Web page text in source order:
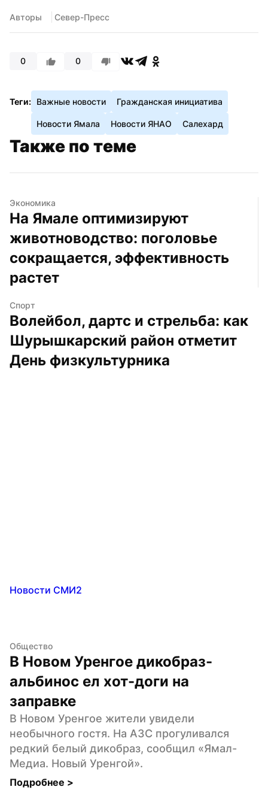
Авторы Север-Пресс
0 0
Теги: Важные новости Гражданская инициатива
Новости Ямала Новости ЯНАО Салехард
Также по теме
Экономика
На Ямале оптимизируют
животноводство: поголовье
сокращается, эффективность
растет
Спорт
Волейбол, дартс и стрельба: как
Шурышкарский район отметит
День физкультурника
Новости СМИ2
Общество
В Новом Уренгое дикобраз-
альбинос ел хот-доги на
заправке
В Новом Уренгое жители увидели
необычного гостя. На АЗС прогуливался
редкий белый дикобраз, сообщил «Ямал-
Медиа. Новый Уренгой».
Подробнее >